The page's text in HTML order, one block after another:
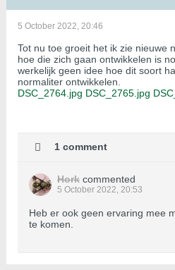
5 October 2022, 20:46
Tot nu toe groeit het ik zie nieuwe
hoe die zich gaan ontwikkelen is
werkelijk geen idee hoe dit soort
normaliter ontwikkelen.
DSC_2764.jpg DSC_2765.jpg
1 comment
Hork commented
5 October 2022, 20:53
Heb er ook geen ervaring mee
te komen.